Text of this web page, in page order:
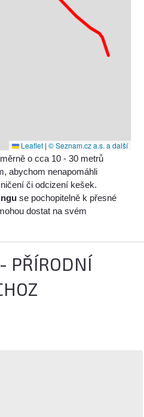
Leaflet | © Seznam.cz a.s. a další
o cca 10 - 30 metrů
abychom nenapomáhli
či odcizení kešek.
se pochopitelně k přesné
dostat na svém
- PŘÍRODNÍ